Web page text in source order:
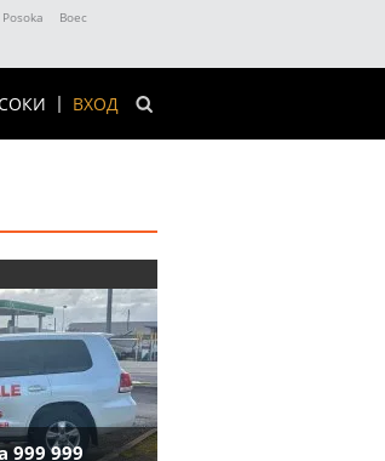
Posoka
Boec
ВХОД
999 999